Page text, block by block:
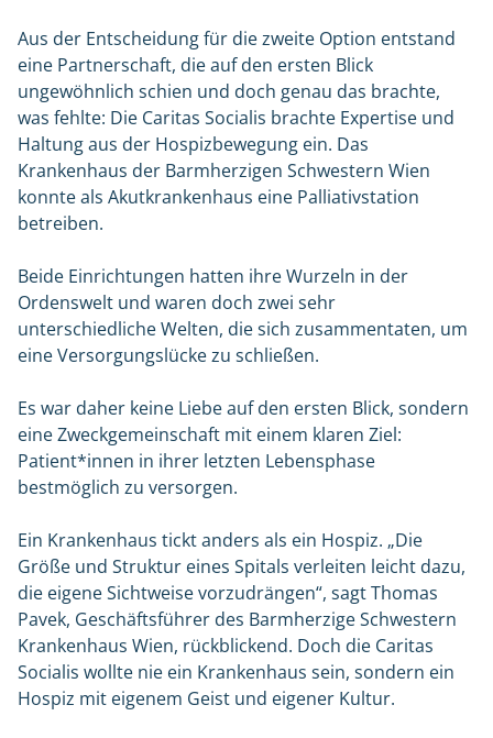
Aus der Entscheidung für die zweite Option entstand
eine Partnerschaft, die auf den ersten Blick
ungewöhnlich schien und doch genau das brachte,
was fehlte: Die Caritas Socialis brachte Expertise und
Haltung aus der Hospizbewegung ein. Das
Krankenhaus der Barmherzigen Schwestern Wien
konnte als Akutkrankenhaus eine Palliativstation
betreiben.
Beide Einrichtungen hatten ihre Wurzeln in der
Ordenswelt und waren doch zwei sehr
unterschiedliche Welten, die sich zusammentaten, um
eine Versorgungslücke zu schließen.
Es war daher keine Liebe auf den ersten Blick, sondern
eine Zweckgemeinschaft mit einem klaren Ziel:
Patient*innen in ihrer letzten Lebensphase
bestmöglich zu versorgen.
Ein Krankenhaus tickt anders als ein Hospiz. „Die
Größe und Struktur eines Spitals verleiten leicht dazu,
die eigene Sichtweise vorzudrängen“, sagt Thomas
Pavek, Geschäftsführer des Barmherzige Schwestern
Krankenhaus Wien, rückblickend. Doch die Caritas
Socialis wollte nie ein Krankenhaus sein, sondern ein
Hospiz mit eigenem Geist und eigener Kultur.